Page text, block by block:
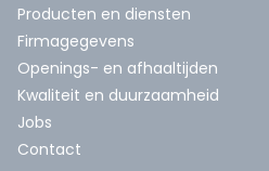
Producten en diensten
Firmagegevens
Openings- en afhaaltijden
Kwaliteit en duurzaamheid
Jobs
Contact